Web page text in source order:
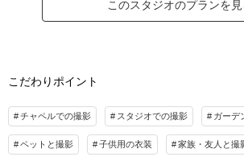
会食
家族と撮影 家族用衣装レンタル
打掛1着・紋服1着・ご新婦様ヘアメイク・着付け・髪飾り
データ
相談予約する
来店・オンライン
お衣装お持込みもOK！全データ当日お渡しOK！
撮影料
着付け ヘアメイク
アルバム 16P データ 100カット
衣装追加 会食
このスタジオのプランを見
こだわりポイント
チャペルでの撮影 スタジオでの撮影 ガーデ
ペットと撮影 子供用の衣装 家族・友人と撮